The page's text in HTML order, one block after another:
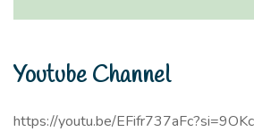
Youtube Channel
https://youtu.be/